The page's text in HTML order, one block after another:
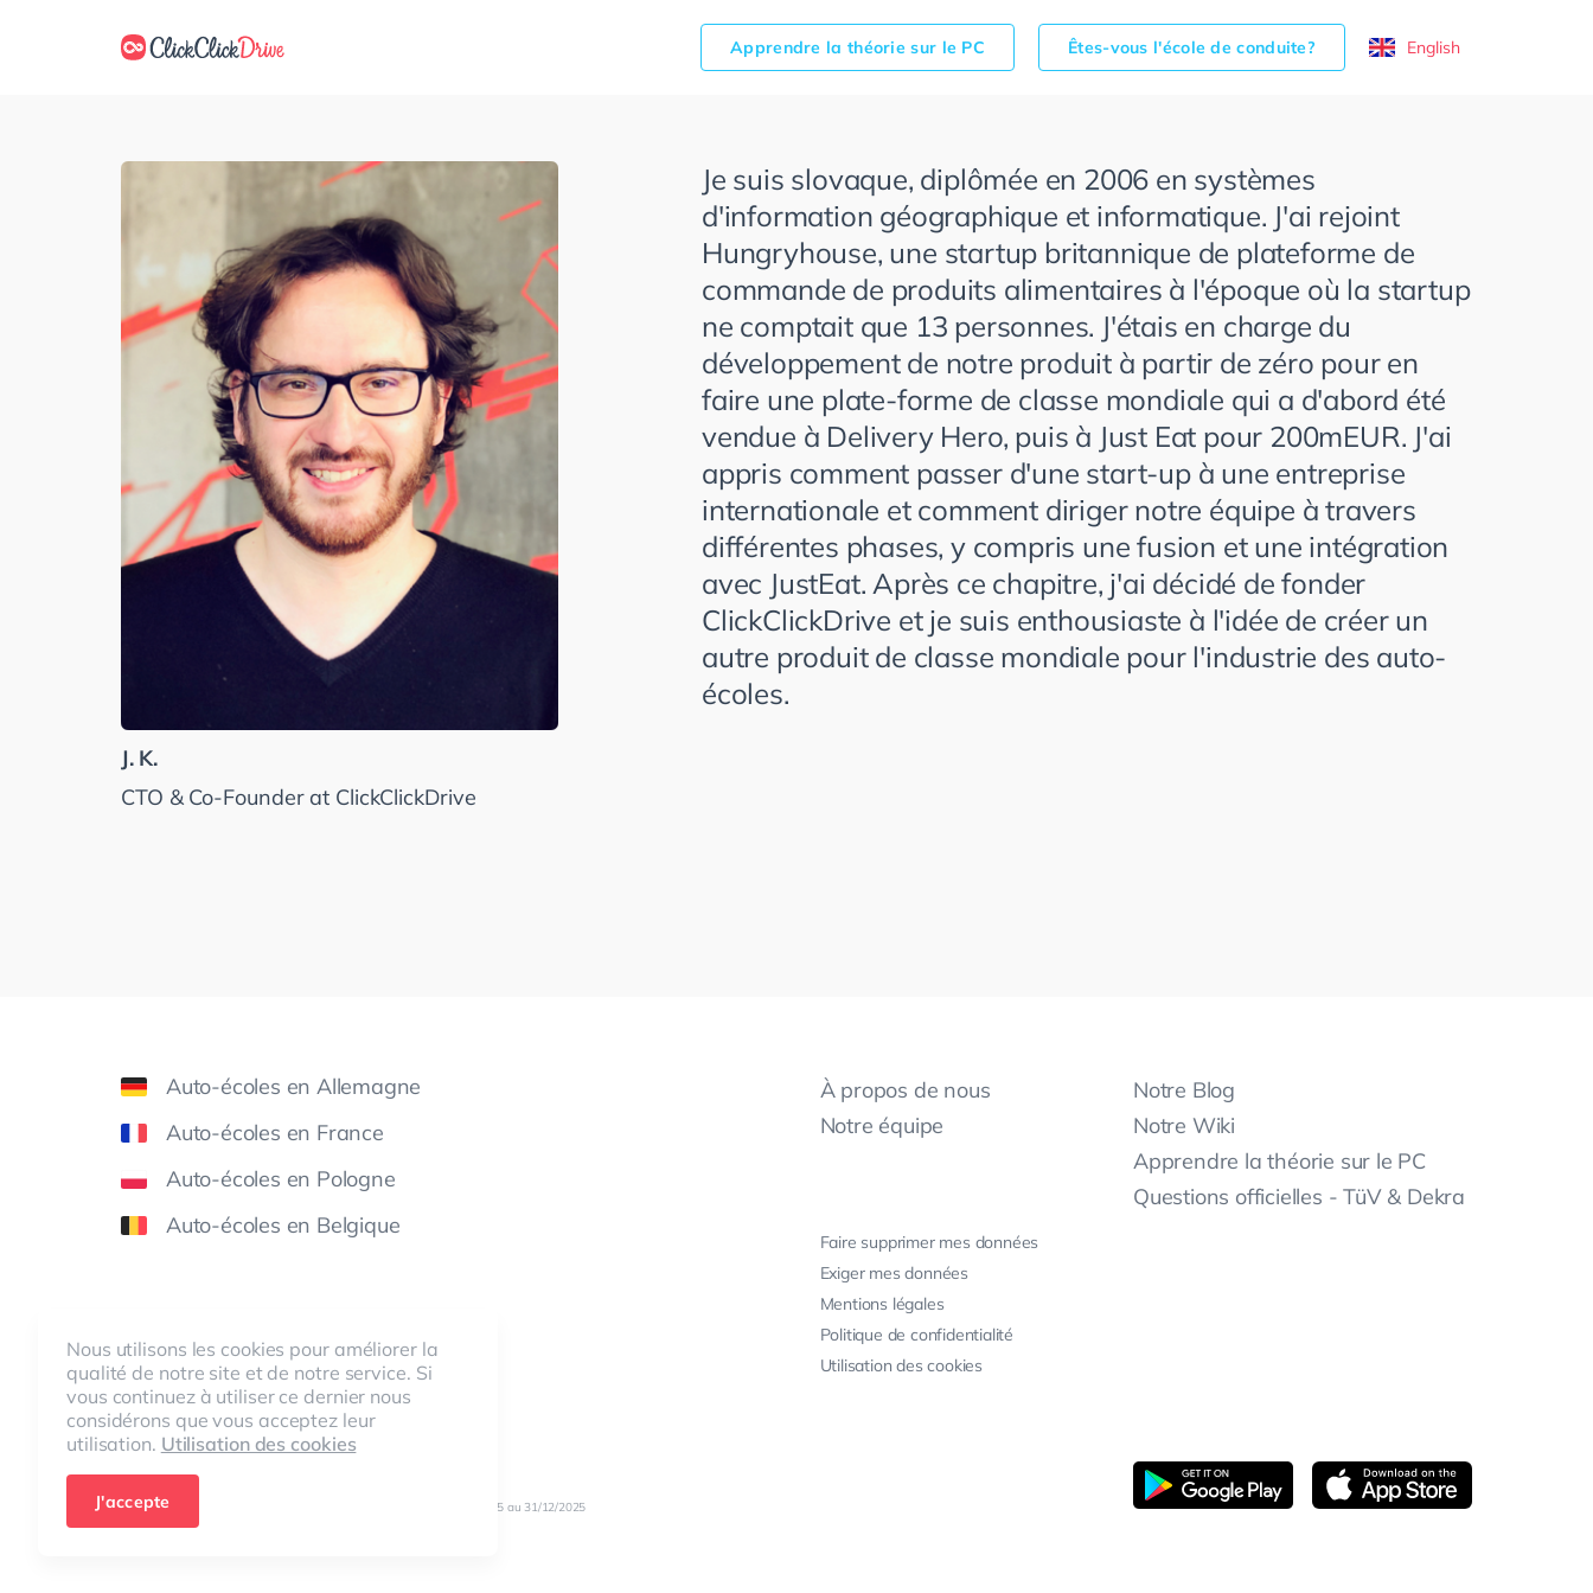
Nous utilisons les cookies pour améliorer la
qualité de notre site et de notre service. Si
vous continuez à utiliser ce dernier nous
considérons que vous acceptez leur
utilisation. Utilisation des cookies
J'accepte
Apprendre la théorie sur le PC Êtes-vous l'école de conduite? English
J. K.
CTO & Co-Founder at ClickClickDrive
Je suis slovaque, diplômée en 2006 en systèmes
d'information géographique et informatique. J'ai rejoint
Hungryhouse, une startup britannique de plateforme de
commande de produits alimentaires à l'époque où la startup
ne comptait que 13 personnes. J'étais en charge du
développement de notre produit à partir de zéro pour en
faire une plate-forme de classe mondiale qui a d'abord été
vendue à Delivery Hero, puis à Just Eat pour 200mEUR. J'ai
appris comment passer d'une start-up à une entreprise
internationale et comment diriger notre équipe à travers
différentes phases, y compris une fusion et une intégration
avec JustEat. Après ce chapitre, j'ai décidé de fonder
ClickClickDrive et je suis enthousiaste à l'idée de créer un
autre produit de classe mondiale pour l'industrie des auto-
écoles.
Auto-écoles en Allemagne
Auto-écoles en France
Auto-écoles en Pologne
Auto-écoles en Belgique
Nombre de visiteurs sur nos sites web durant la période du 01/01/2025 au 31/12/2025
À propos de nous
Notre équipe
Faire supprimer mes données
Exiger mes données
Mentions légales
Politique de confidentialité
Utilisation des cookies
Notre Blog
Notre Wiki
Apprendre la théorie sur le PC
Questions officielles - TüV & Dekra
Datenschutzkonform
DSGV O